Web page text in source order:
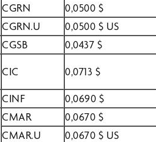
CGRN
0,0500 $
CGRN.U
0,0500 $ US
CGSB
0,0437 $
CIC 0,0713 $
CINF
0,0690 $
CMAR
0,0670 $
CMAR.U
0,0670 $ US